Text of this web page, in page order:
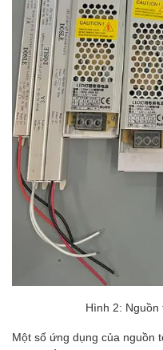
Hình 2: Nguồn
Một số ứng dụng của nguồn